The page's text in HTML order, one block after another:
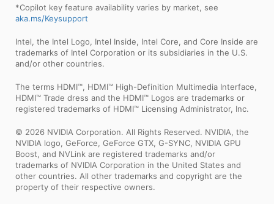
*Copilot key feature availability varies by market, see
aka.ms/Keysupport
Intel, the Intel Logo, Intel Inside, Intel Core, and Core Inside are
trademarks of Intel Corporation or its subsidiaries in the U.S.
and/or other countries.
The terms HDMI™, HDMI™ High-Definition Multimedia Interface,
HDMI™ Trade dress and the HDMI™ Logos are trademarks or
registered trademarks of HDMI™ Licensing Administrator, Inc.
© 2026 NVIDIA Corporation. All Rights Reserved. NVIDIA, the
NVIDIA logo, GeForce, GeForce GTX, G-SYNC, NVIDIA GPU
Boost, and NVLink are registered trademarks and/or
trademarks of NVIDIA Corporation in the United States and
other countries. All other trademarks and copyright are the
property of their respective owners.